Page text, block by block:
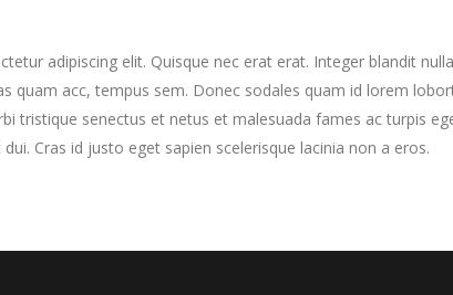
adipiscing elit. Quisque nec erat erat. Integer blandit
quam acc, tempus sem. Donec sodales quam id lorem
tristique senectus et netus et malesuada fames ac turpis
Cras id justo eget sapien scelerisque lacinia non a eros.